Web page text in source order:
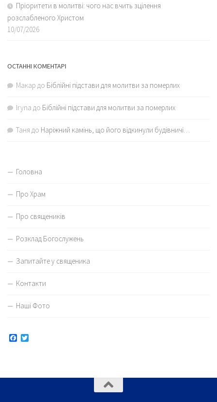
Пріоритети в молитві: чого нас вчить зцілення
розслабленого Христом
10/07/2026
ОСТАННІ КОМЕНТАРІ
Макар до Біблійні підстави для молитви за померлих
Iryna до Біблійні підстави для молитви за померлих
Таня до Наріжний камінь, що його відкинули будівничі…
Головна
Про Храм
Про священиків
Розклад Богослужень
Запитайте у священика
Контакти
Наші Фото
Facebook